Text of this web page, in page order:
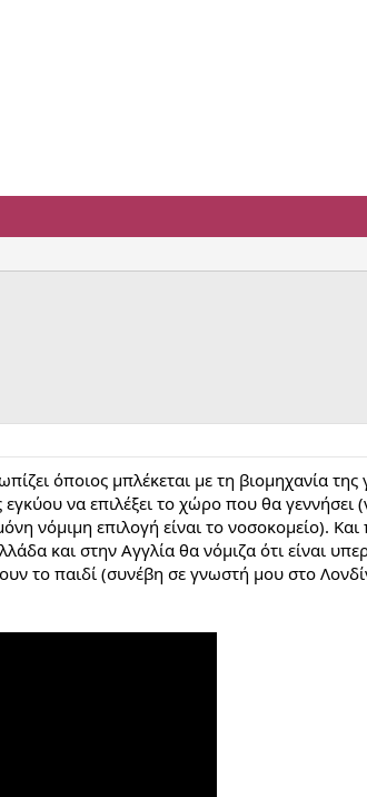
όποιος μπλέκεται με τη βιομηχανία
να επιλέξει το χώρο που θα γεννήσει
νόμιμη επιλογή είναι το νοσοκομείο). Και
και στην Αγγλία θα νόμιζα ότι είναι
το παιδί (συνέβη σε γνωστή μου στο